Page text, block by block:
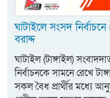
ঘাটাইলে সংসদ নির্বাচনে
বরাদ্দ
ঘাটাইল (টাঙ্গাইল)
নির্বাচনকে সামনে রেখে
সকল বৈধ প্রার্থীর মধ্যে